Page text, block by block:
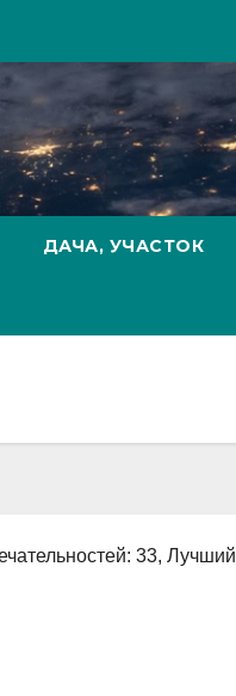
ДАЧА, УЧАСТОК
33, Лучший